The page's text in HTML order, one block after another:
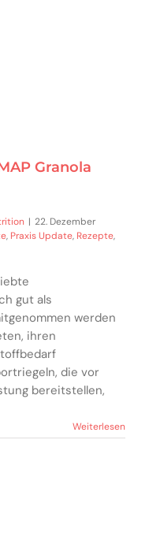
Granola
| 22. Dezember
, Praxis Update, Rezepte,
gut als
werden
ihren
die vor
bereitstellen,
Weiterlesen